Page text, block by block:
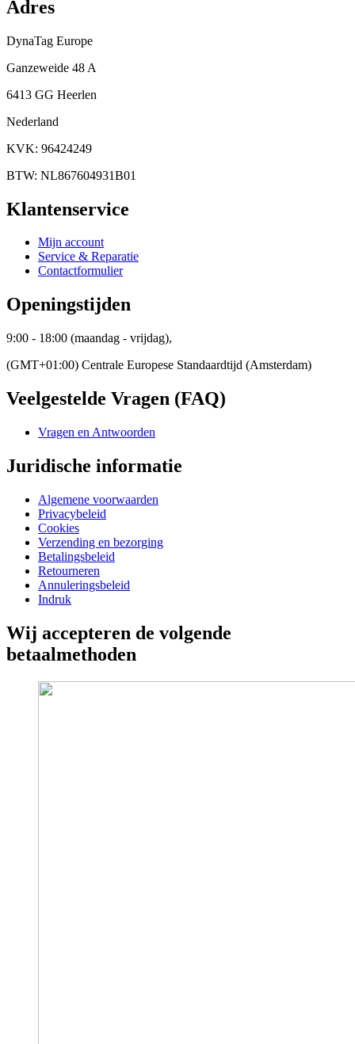
Adres
DynaTag Europe
Ganzeweide 48 A
6413 GG Heerlen
Nederland
KVK: 96424249
BTW: NL867604931B01
Klantenservice
Mijn account
Service & Reparatie
Contactformulier
Openingstijden
9:00 - 18:00 (maandag - vrijdag),
(GMT+01:00) Centrale Europese Standaardtijd (Amsterdam)
Veelgestelde Vragen (FAQ)
Vragen en Antwoorden
Juridische informatie
Algemene voorwaarden
Privacybeleid
Cookies
Verzending en bezorging
Betalingsbeleid
Retourneren
Annuleringsbeleid
Indruk
Wij accepteren de volgende
betaalmethoden